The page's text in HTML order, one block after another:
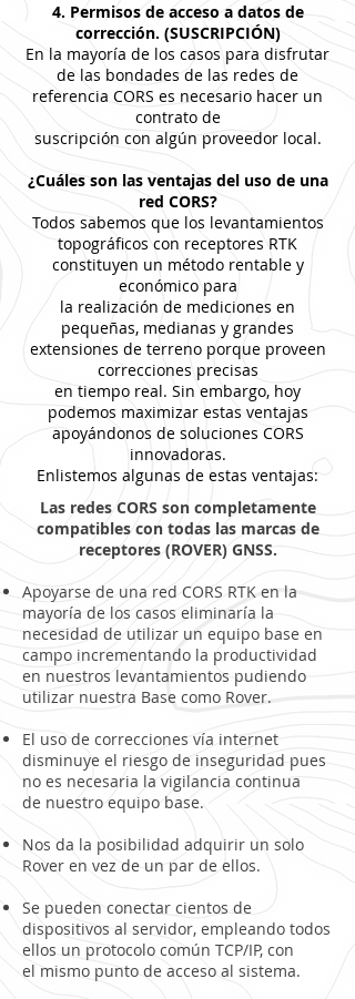
4. Permisos de acceso a datos de
corrección. (SUSCRIPCIÓN)
En la mayoría de los casos para disfrutar
de las bondades de las redes de
referencia CORS es necesario hacer un
contrato de
suscripción con algún proveedor local.
¿Cuáles son las ventajas del uso de una
red CORS?
Todos sabemos que los levantamientos
topográficos con receptores RTK
constituyen un método rentable y
económico para
la realización de mediciones en
pequeñas, medianas y grandes
extensiones de terreno porque proveen
correcciones precisas
en tiempo real. Sin embargo, hoy
podemos maximizar estas ventajas
apoyándonos de soluciones CORS
innovadoras.
Enlistemos algunas de estas ventajas:
Las redes CORS son completamente
compatibles con todas las marcas de
receptores (ROVER) GNSS.
Apoyarse de una red CORS RTK en la
mayoría de los casos eliminaría la
necesidad de utilizar un equipo base en
campo incrementando la productividad
en nuestros levantamientos pudiendo
utilizar nuestra Base como Rover.
El uso de correcciones vía internet
disminuye el riesgo de inseguridad pues
no es necesaria la vigilancia continua
de nuestro equipo base.
Nos da la posibilidad adquirir un solo
Rover en vez de un par de ellos.
Se pueden conectar cientos de
dispositivos al servidor, empleando todos
ellos un protocolo común TCP/IP, con
el mismo punto de acceso al sistema.